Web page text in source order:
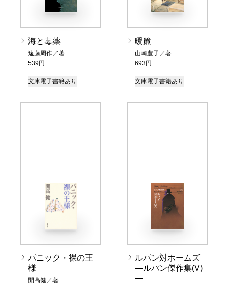
海と毒薬
遠藤周作／著
539円
文庫電子書籍あり
暖簾
山崎豊子／著
693円
文庫電子書籍あり
パニック・裸の王
様
開高健／著
ルパン対ホームズ
―ルパン傑作集(V)
―